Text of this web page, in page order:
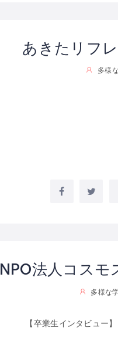
あきたリフ
多様
NPO法人コス
多様な
【卒業生インタビュー